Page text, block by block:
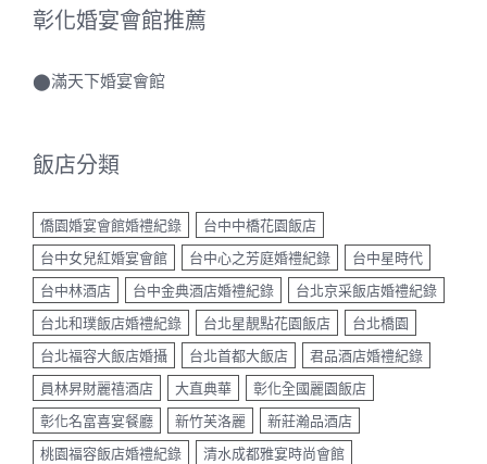
彰化婚宴會館推薦
⬤滿天下婚宴會館
飯店分類
僑園婚宴會館婚禮紀錄
台中中橋花園飯店
台中女兒紅婚宴會館
台中心之芳庭婚禮紀錄
台中星時代
台中林酒店
台中金典酒店婚禮紀錄
台北京采飯店婚禮紀錄
台北和璞飯店婚禮紀錄
台北星靚點花園飯店
台北橋園
台北福容大飯店婚攝
台北首都大飯店
君品酒店婚禮紀錄
員林昇財麗禧酒店
大直典華
彰化全國麗園飯店
彰化名富喜宴餐廳
新竹芙洛麗
新莊瀚品酒店
桃園福容飯店婚禮紀錄
清水成都雅宴時尚會館